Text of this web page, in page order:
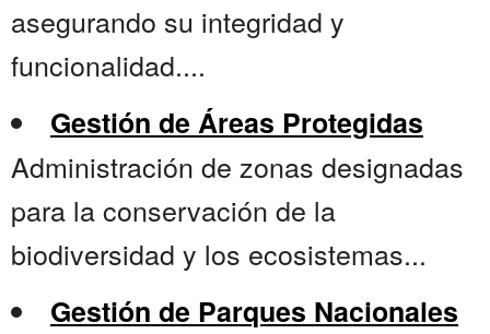
asegurando su integridad y
funcionalidad....
Gestión de Áreas Protegidas
Administración de zonas designadas
para la conservación de la
biodiversidad y los ecosistemas...
Gestión de Parques Nacionales